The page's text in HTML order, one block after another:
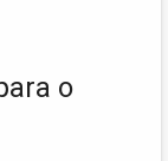
o